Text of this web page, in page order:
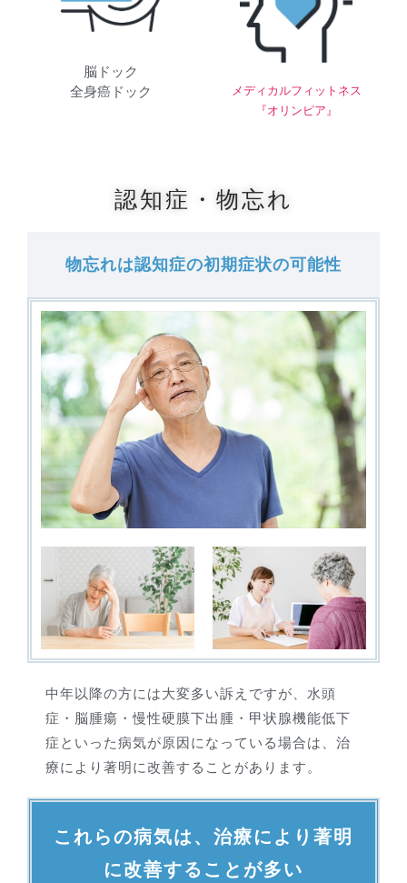
脳ドック
全身癌ドック
メディカルフィットネス
『オリンピア』
認知症・物忘れ
物忘れは認知症の初期症状の可能性
中年以降の方には大変多い訴えですが、水頭
症・脳腫瘍・慢性硬膜下出腫・甲状腺機能低下
症といった病気が原因になっている場合は、治
療により著明に改善することがあります。
これらの病気は、治療により著明
に改善することが多い